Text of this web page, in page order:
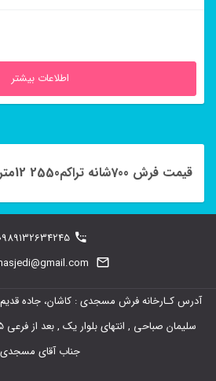
اطلاعات بیشتر
قیمت فرش 700شانه تراکم2550 12متری
آدرس کـارخانه فرش مسجدی : کاشان، جاده
جناب آقای مسجدی